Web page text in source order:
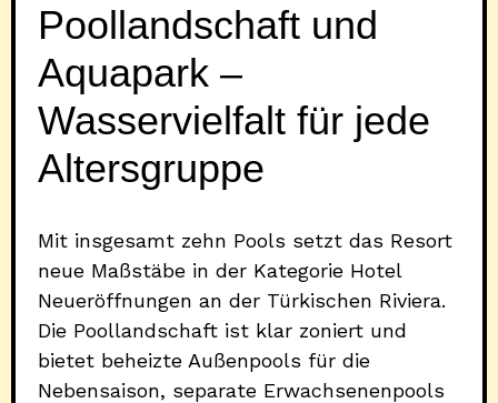
Poollandschaft und
Aquapark –
Wasservielfalt für jede
Altersgruppe
Mit insgesamt zehn Pools setzt das Resort
neue Maßstäbe in der Kategorie Hotel
Neueröffnungen an der Türkischen Riviera.
Die Poollandschaft ist klar zoniert und
bietet beheizte Außenpools für die
Nebensaison, separate Erwachsenenpools